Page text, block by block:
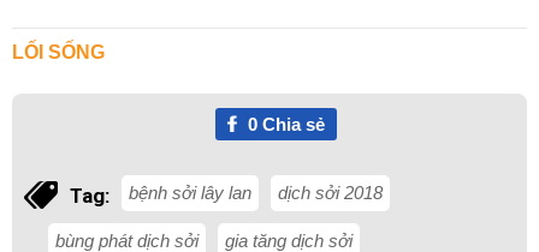
LỐI SỐNG
0Chia sẻ
Tag: bệnh sởi lây lan dịch sởi 2018
bùng phát dịch sởi gia tăng dịch sởi